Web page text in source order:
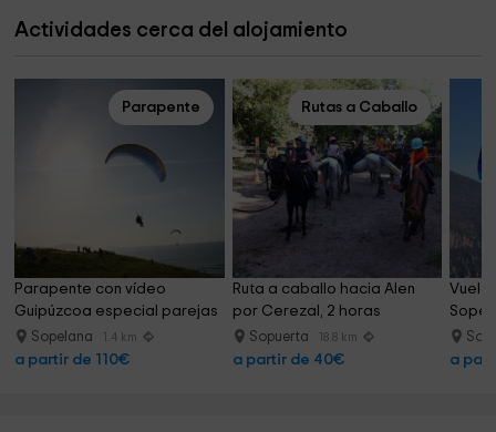
Actividades cerca del alojamiento
Parapente
Parapente con vídeo
Guipúzcoa especial parejas
Sopelana 1.4 km
a partir de 110€
Rutas a Caballo
Ruta a caballo hacia Alen
por Cerezal, 2 horas
Sopuerta 18.8 km
a partir de 40€
Vuelo
a